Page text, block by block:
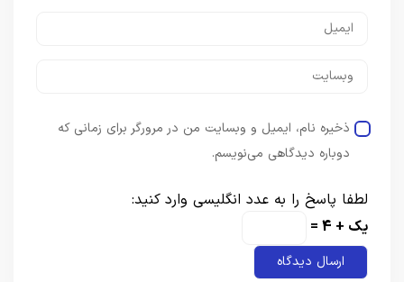
ذخیره نام، ایمیل و وبسایت من در مرورگر برای زمانی که
دوباره دیدگاهی می‌نویسم.
لطفا پاسخ را به عدد انگلیسی وارد کنید:
یک + 4 =